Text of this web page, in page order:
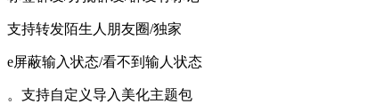
支持转发陌生人朋友圈/独家
e屏蔽输入状态/看不到输人状态
。支持自定义导入美化主题包